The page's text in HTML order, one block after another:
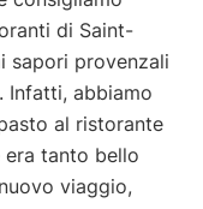
di Saint-
sapori provenzali
Infatti, abbiamo
al ristorante
era tanto bello
viaggio,